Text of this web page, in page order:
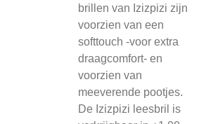
brillen van Izizpizi zijn
voorzien van een
softtouch -voor extra
draagcomfort- en
voorzien van
meeverende pootjes.
De Izizpizi leesbril is